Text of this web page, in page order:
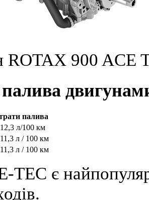
ROTAX 900 ACE
палива
л/100 км
л / 100 км
л / 100 км
TEC є